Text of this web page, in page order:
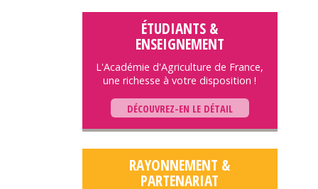
ÉTUDIANTS &
ENSEIGNEMENT
L'Académie d'Agriculture de France,
une richesse à votre disposition !
DÉCOUVREZ-EN LE DÉTAIL
RAYONNEMENT &
PARTENARIAT